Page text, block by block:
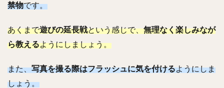
禁物です。
あくまで遊びの延長戦という感じで、無理なく楽しみなが
ら教えるようにしましょう。
また、写真を撮る際はフラッシュに気を付けるようにしま
しょう。